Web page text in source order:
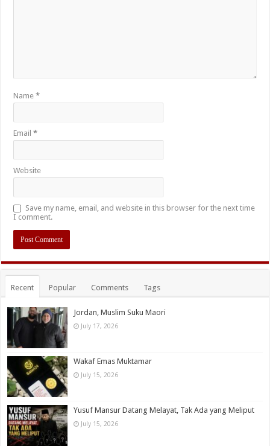
Name*
Email*
Website
Save my name, email, and website in this browser for the next time
I comment.
Recent Popular Comments Tags
Jordan, Muslim Suku Maori
July 17, 2026
Wakaf Emas Muktamar
July 15, 2026
Yusuf Mansur Datang Melayat, Tak Ada yang Meliput
July 15, 2026